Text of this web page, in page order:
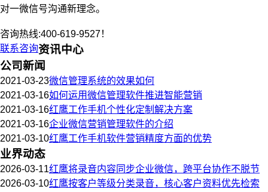
对一微信号沟通新理念。
咨询热线:400-619-9527！
联系咨询资讯中心
公司新闻
2021-03-23微信管理系统的效果如何
2021-03-16如何运用微信管理软件推进智能营销
2021-03-16红鹰工作手机个性化定制解决方案
2021-03-16企业微信营销管理软件的介绍
2021-03-10红鹰工作手机软件营销精度方面的优势
业界动态
2026-03-11红鹰将录音内容同步企业微信，跨平台协作不脱节
2026-03-10红鹰按客户等级分类录音，核心客户资料优先检索